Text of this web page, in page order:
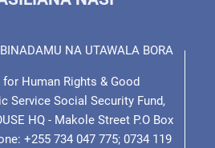
NA UTAWALA BORA
Human Rights & Good
Service Social Security Fund,
HQ - Makole Street P.O Box
+255 734 047 775; 0734 119